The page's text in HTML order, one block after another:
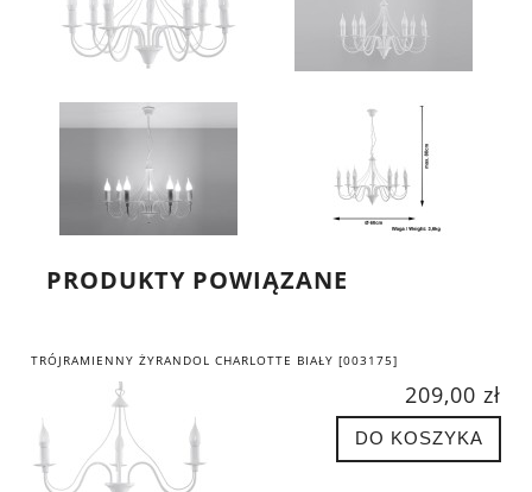
PRODUKTY POWIĄZANE
TRÓJRAMIENNY ŻYRANDOL CHARLOTTE BIAŁY [003175]
209,00 zł
DO KOSZYKA